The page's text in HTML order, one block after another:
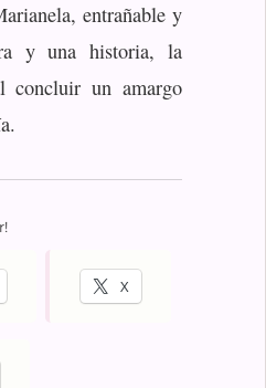
entrañable y
y una historia, la
concluir un amargo
X